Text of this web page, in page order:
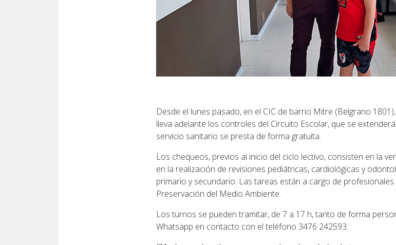
Desde el lunes pasado, en el CIC de barrio Mitre (Belgrano
lleva adelante los controles del Circuito Escolar, que se
servicio sanitario se presta de forma gratuita.
Los chequeos, previos al inicio del ciclo lectivo, consisten en la
en la realización de revisiones pediátricas, cardiológicas y
primario y secundario. Las tareas están a cargo de profesionales
Preservación del Medio Ambiente.
Los turnos se pueden tramitar, de 7 a 17 h, tanto de forma
Whatsapp en contacto con el teléfono 3476 242593.